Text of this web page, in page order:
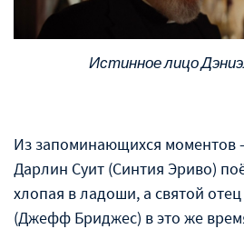
Истинное лицо
Из запоминающихся моментов
Дарлин Суит (Синтия Эриво)
хлопая в ладоши, а святой
(Джефф Бриджес) в это же